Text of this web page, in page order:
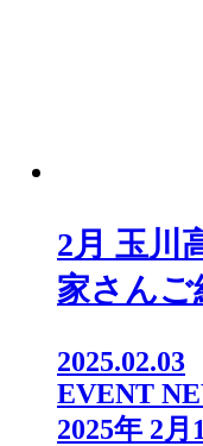
2月 玉川
家さんご
2025.02.03
EVENT
2025年 2